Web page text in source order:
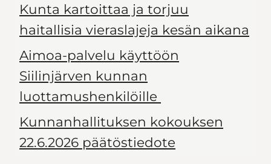
Kunta kartoittaa ja torjuu
haitallisia vieraslajeja kesän aikana
Aimoa-palvelu käyttöön
Siilinjärven kunnan
luottamushenkilöille
Kunnanhallituksen kokouksen
22.6.2026 päätöstiedote